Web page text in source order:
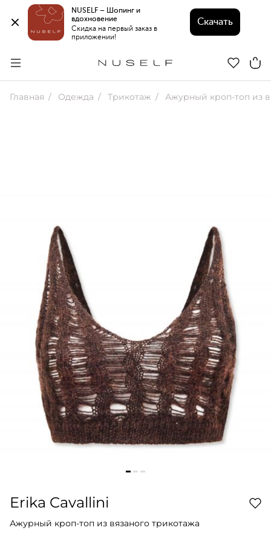
NUSELF – Шопинг и
вдохновение
Скидка на первый заказ в
приложении!
Скачать
Главная Одежда Трикотаж Ажурный кроп-топ из
Erika Cavallini
Ажурный кроп-топ из вязаного трикотажа